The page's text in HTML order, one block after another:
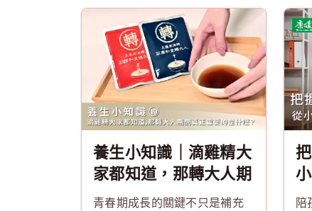
養生小知識｜滴雞精大
家都知道，那轉大人期
間真正重要的是什麼？
青春期成長的關鍵不只是補充
陪